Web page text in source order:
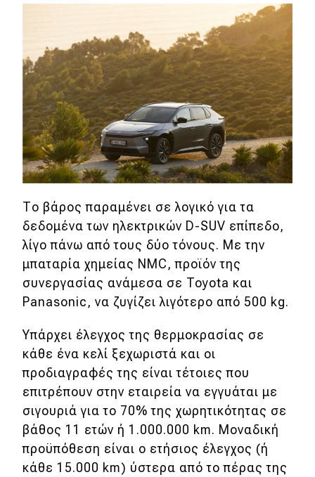
Το βάρος παραμένει σε λογικό για τα
δεδομένα των ηλεκτρικών D-SUV επίπεδο,
λίγο πάνω από τους δύο τόνους. Με την
μπαταρία χημείας NMC, προϊόν της
συνεργασίας ανάμεσα σε Toyota και
Panasonic, να ζυγίζει λιγότερο από 500 kg.
Υπάρχει έλεγχος της θερμοκρασίας σε
κάθε ένα κελί ξεχωριστά και οι
προδιαγραφές της είναι τέτοιες που
επιτρέπουν στην εταιρεία να εγγυάται με
σιγουριά για το 70% της χωρητικότητας σε
βάθος 11 ετών ή 1.000.000 km. Μοναδική
προϋπόθεση είναι ο ετήσιος έλεγχος (ή
κάθε 15.000 km) ύστερα από το πέρας της